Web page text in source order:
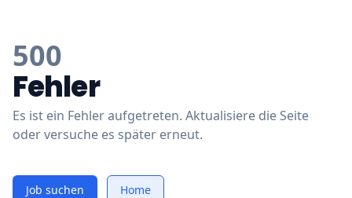
500
Fehler
Es ist ein Fehler aufgetreten. Aktualisiere die Seite
oder versuche es später erneut.
Job suchen Home